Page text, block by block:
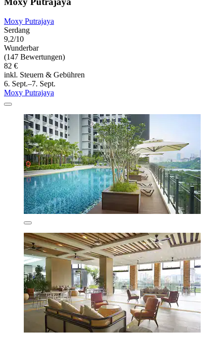
Moxy Putrajaya
Serdang
9,2/10
Wunderbar
(147 Bewertungen)
82 €
inkl. Steuern & Gebühren
6. Sept.–7. Sept.
Moxy Putrajaya